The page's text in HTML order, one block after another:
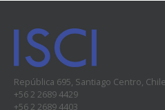
República 695, Santiago Centro,
+56 2 2689 4429
+56 2 2689 4403